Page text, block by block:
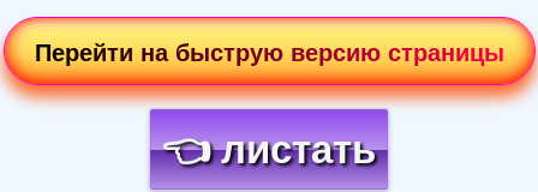
Перейти на быструю версию страницы
👈 листать